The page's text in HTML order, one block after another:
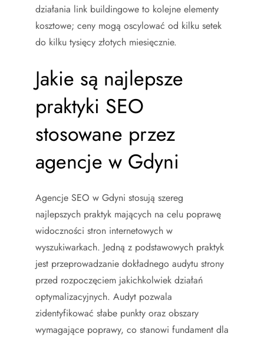
działania link buildingowe to kolejne elementy
kosztowe; ceny mogą oscylować od kilku setek
do kilku tysięcy złotych miesięcznie.
Jakie są najlepsze
praktyki SEO
stosowane przez
agencje w Gdyni
Agencje SEO w Gdyni stosują szereg
najlepszych praktyk mających na celu poprawę
widoczności stron internetowych w
wyszukiwarkach. Jedną z podstawowych praktyk
jest przeprowadzanie dokładnego audytu strony
przed rozpoczęciem jakichkolwiek działań
optymalizacyjnych. Audyt pozwala
zidentyfikować słabe punkty oraz obszary
wymagające poprawy, co stanowi fundament dla